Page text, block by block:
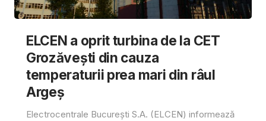
ELCEN a oprit turbina de la CET
Grozăvești din cauza
temperaturii prea mari din râul
Argeș
Electrocentrale București S.A. (ELCEN) informează